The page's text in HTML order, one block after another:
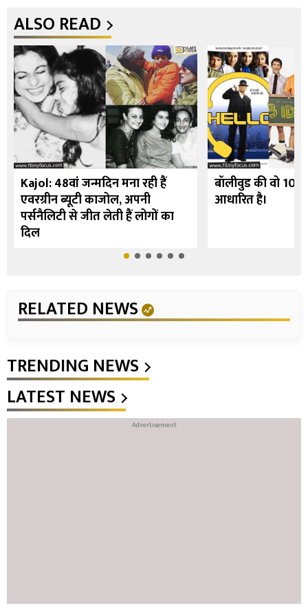
ALSO READ
Kajol: 48वां जन्मदिन मना रही हैं
एवरग्रीन ब्यूटी काजोल, अपनी
पर्सनैलिटी से जीत लेती हैं लोगों का
दिल
बॉलीवुड की वो 10
आधारित है।
RELATED NEWS
TRENDING NEWS
LATEST NEWS